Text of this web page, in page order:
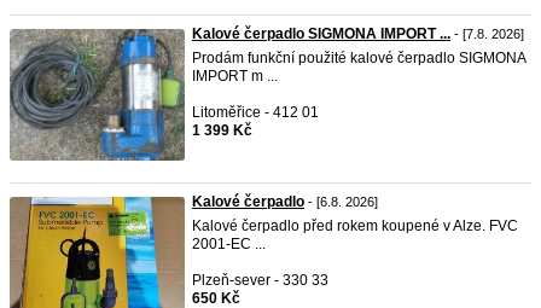
Kalové čerpadlo SIGMONA IMPORT ... - [7.8. 2026]
Prodám funkční použité kalové čerpadlo SIGMONA
IMPORT m ...
Litoměřice - 412 01
1 399 Kč
Kalové čerpadlo - [6.8. 2026]
Kalové čerpadlo před rokem koupené v Alze. FVC
2001-EC ...
Plzeň-sever - 330 33
650 Kč